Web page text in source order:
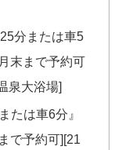
分または車5
末まで予約可
泉大浴場]
たは車6分』
で予約可][21